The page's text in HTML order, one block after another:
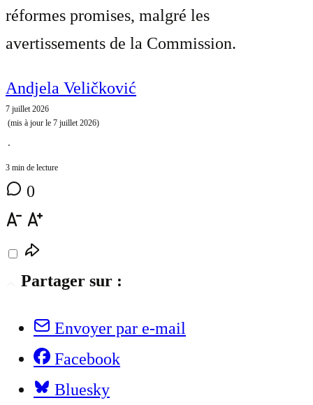
réformes promises, malgré les
avertissements de la Commission.
Andjela Veličković
7 juillet 2026
(mis à jour le 7 juillet 2026)
⋅
3 min de lecture
0
Partager sur :
Envoyer par e-mail
Facebook
Bluesky